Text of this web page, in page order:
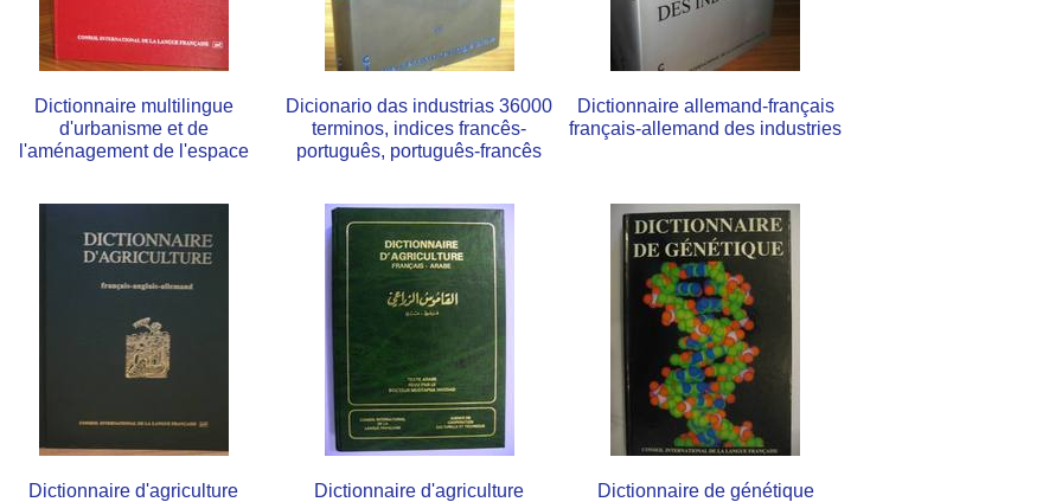
Dictionnaire multilingue
d'urbanisme et de
l'aménagement de l'espace
Dicionario das industrias 36000
terminos, indices francês-
português, português-francês
Dictionnaire allemand-français
français-allemand des industries
Dictionnaire d'agriculture
Dictionnaire d'agriculture
Dictionnaire de génétique